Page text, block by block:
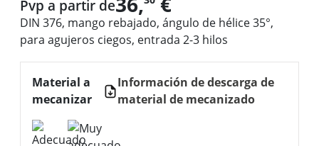
Pvp a partir de
DIN 376, mango rebajado, ángulo de hélice 35°,
para agujeros ciegos, entrada 2-3 hilos
Material a
mecanizar
Información de descarga de
material de mecanizado